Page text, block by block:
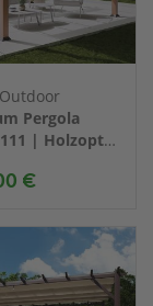
Pergola
| Holzoptik
cm
€